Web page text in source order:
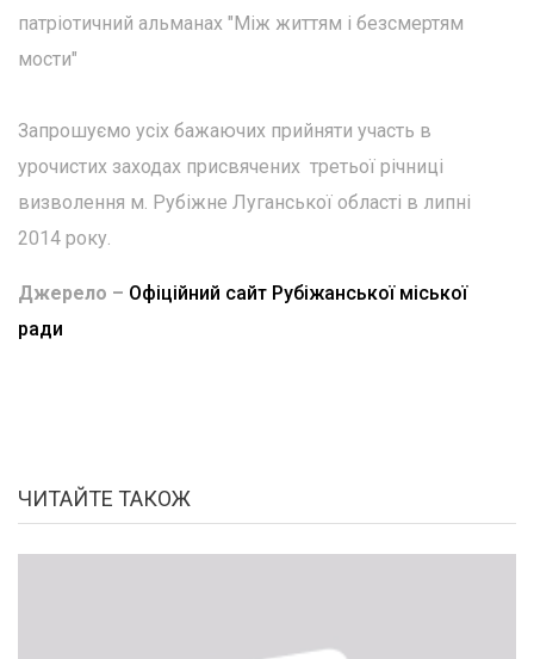
патріотичний альманах "Між життям і безсмертям
мости"
Запрошуємо усіх бажаючих прийняти участь в
урочистих заходах присвячених третьої річниці
визволення м. Рубіжне Луганської області в липні
2014 року.
Джерело – Офіційний сайт Рубіжанської міської
ради
ЧИТАЙТЕ ТАКОЖ